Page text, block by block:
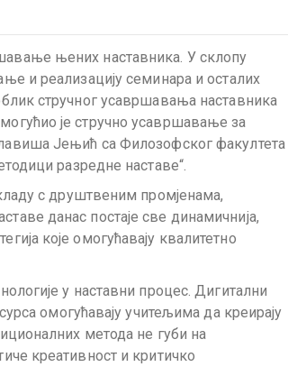
њених наставника. У склопу
и реализацију семинара и осталих
стручног усавршавања наставника
је стручно усавршавање за
Јењић са Филозофског факултета
разредне наставе“.
с друштвеним промјенама,
данас постаје све динамичнија,
које омогућавају квалитетно
у наставни процес. Дигитални
омогућавају учитељима да креирају
метода не губи на
креативност и критичко